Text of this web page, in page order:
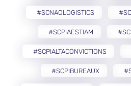
#SCNAOLOGISTICS
#SCPIAESTIAM
#SCPIALTACONVICTIONS
#SCPIBUREAUX